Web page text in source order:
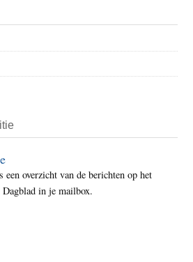
een overzicht van de berichten op het
in je mailbox.